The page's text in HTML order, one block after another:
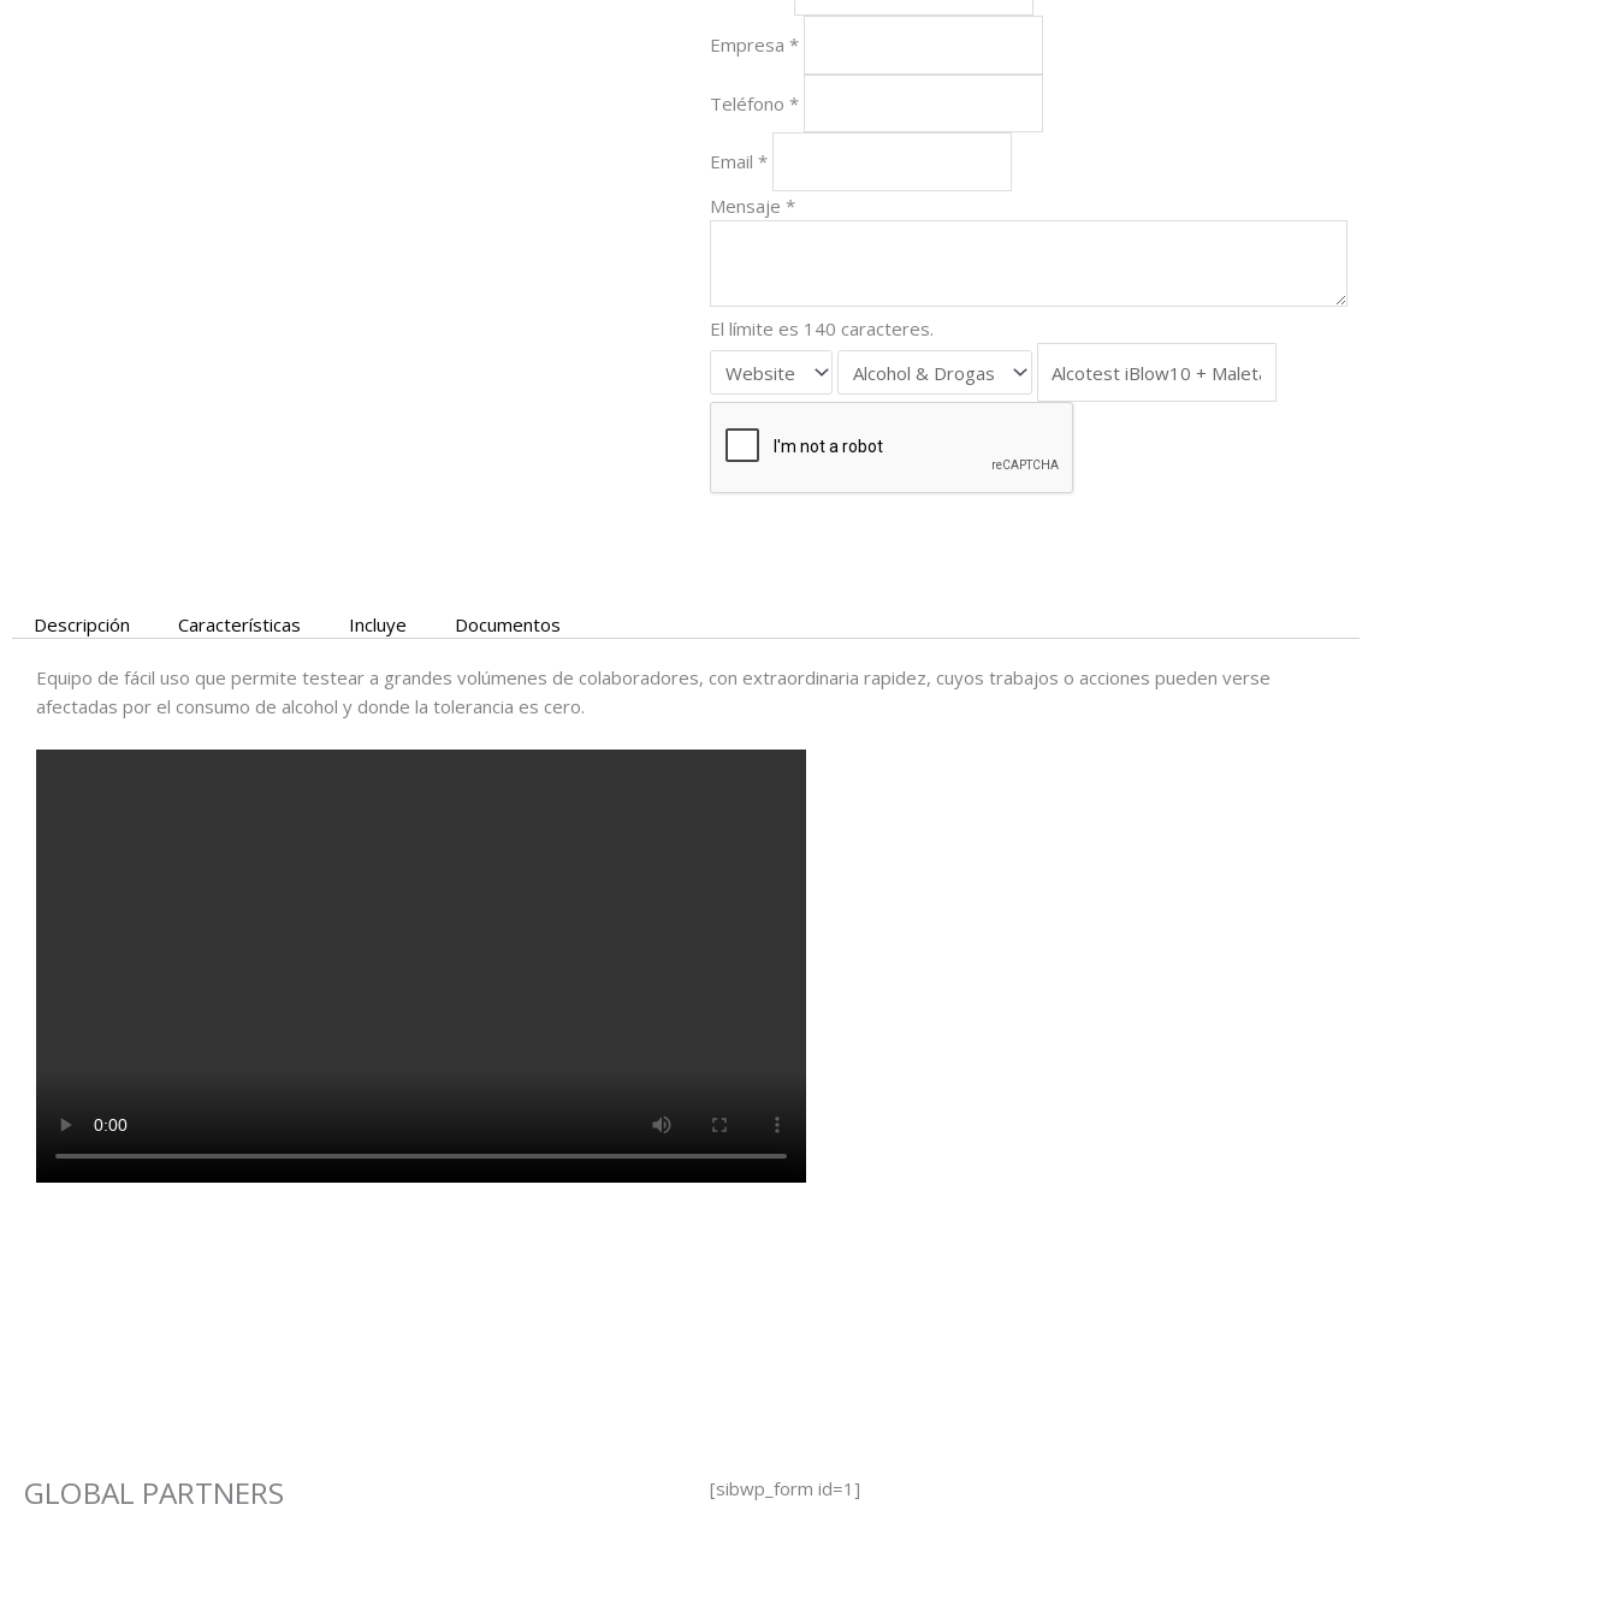
Empresa *
Teléfono *
Email *
Mensaje *
El límite es 140 caracteres.
Descripción Características Incluye Documentos
Equipo de fácil uso que permite testear a grandes volúmenes de colaboradores, con extraordinaria rapidez, cuyos trabajos o acciones pueden verse
afectadas por el consumo de alcohol y donde la tolerancia es cero.
GLOBAL PARTNERS [sibwp_form id=1]